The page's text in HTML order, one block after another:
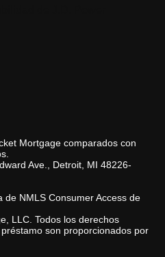
Mortgage comparados con
Ave., Detroit, MI 48226-
de NMLS Consumer Access de
LLC. Todos los derechos
son proporcionados por